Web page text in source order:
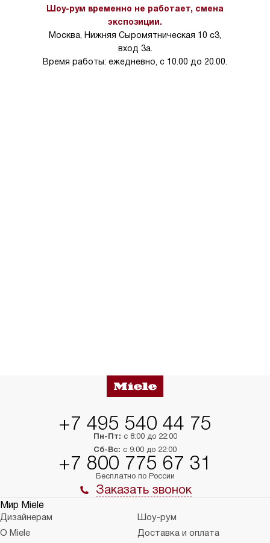
тарифы на услуги
Шоу-рум временно не работает, смена
экспозиции.
Москва, Нижняя Сыромятническая 10 с3,
вход 3а.
Время работы: ежедневно, с 10.00 до 20.00.
+7 495 540 44 75
Пн-Пт: с 8:00 до 22:00
Сб-Вс: с 9:00 до 22:00
+7 800 775 67 31
Бесплатно по России
Заказать звонок
Мир Miele
Дизайнерам
Шоу-рум
О Miele
Доставка и оплата